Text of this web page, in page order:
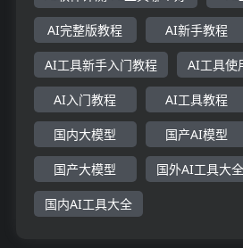
AI完整版教程 AI新手教程
AI工具新手入门教程 AI工具使
AI入门教程 AI工具教程
国内大模型 国产AI模型
国产大模型 国外AI工具大全
国内AI工具大全